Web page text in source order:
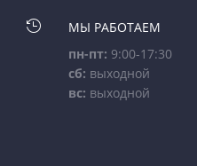

МЫ РАБОТАЕМ
пн-пт: 9:00-17:30
сб: выходной
вс: выходной